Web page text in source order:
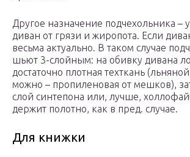
Другое назначение подчехольника –
диван от грязи и жиропота. Если
весьма актуально. В таком случае
шьют 3-слойным: на обивку дивана
достаточно плотная техткань
можно – пропиленовая от мешков),
слой синтепона или, лучше,
держит полотно, как в пред. случае.
Для книжки